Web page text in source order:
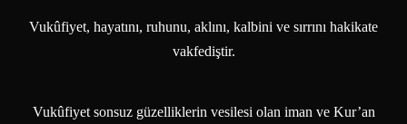
Vukûfiyet, hayatını, ruhunu, aklını, kalbini ve sırrını hakikate
vakfediştir.
Vukûfiyet sonsuz güzelliklerin vesilesi olan iman ve Kur’an